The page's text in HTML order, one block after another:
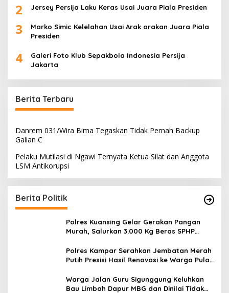
2 Jersey Persija Laku Keras Usai Juara Piala Presiden
3
Marko Simic Kelelahan Usai Arak arakan Juara Piala
Presiden
4
Galeri Foto Klub Sepakbola Indonesia Persija
Jakarta
Berita Terbaru
Danrem 031/Wira Bima Tegaskan Tidak Pernah Backup
Galian C
Pelaku Mutilasi di Ngawi Ternyata Ketua Silat dan Anggota
LSM Antikorupsi
Berita Politik
Polres Kuansing Gelar Gerakan Pangan
Murah, Salurkan 3.000 Kg Beras SPHP
Polres Kampar Serahkan Jembatan Merah
Putih Presisi Hasil Renovasi ke Warga Pulau
Warga Jalan Guru Sigunggung Keluhkan
Bau Limbah Dapur MBG dan Dinilai Tidak